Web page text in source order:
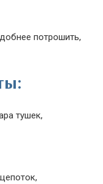
потрошить,
тушек,